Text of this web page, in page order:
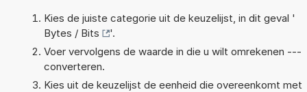
Kies de juiste categorie uit de keuzelijst, in dit geval '
Bytes / Bits
'.
Voer vervolgens de waarde in die u wilt omrekenen ---
converteren.
Kies uit de keuzelijst de eenheid die overeenkomt met